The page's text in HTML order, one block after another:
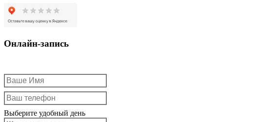
Онлайн-запись
Выберите удобный день